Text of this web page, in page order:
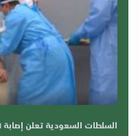
السلطات السعودية تعلن إصابة 11 سعوديا إثر قصف يمني